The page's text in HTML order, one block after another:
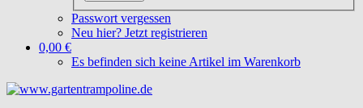
Passwort vergessen
Neu hier? Jetzt registrieren
0,00 €
Es befinden sich keine Artikel im Warenkorb